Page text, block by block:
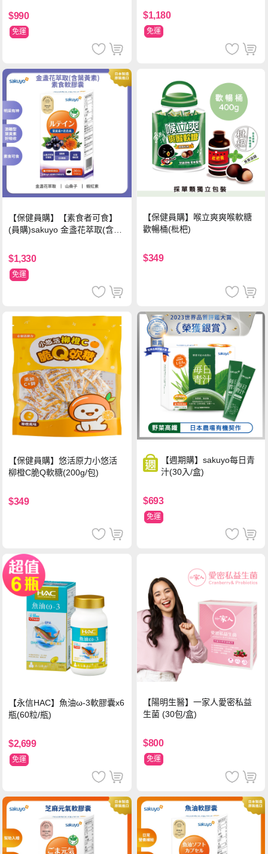
$990
免運
$1,180
免運
【保健員購】【素食者可食】
(員購)sakuyo 金盞花萃取(含葉
瓶)
$1,330
免運
【保健員購】喉立爽爽喉軟糖
歡暢桶(枇杷)
$349
【保健員購】悠活原力小悠活
柳橙C脆Q軟糖(200g/包)
$349
【週期購】sakuyo每日青
汁(30入/盒)
$693
免運
【永信HAC】魚油ω-3軟膠囊x6
瓶(60粒/瓶)
$2,699
免運
【陽明生醫】一家人愛密私益
生菌 (30包/盒)
$800
免運